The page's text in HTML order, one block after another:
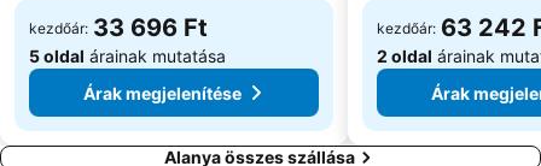
kezdőár: 33 696 Ft
5 oldal árainak mutatása
Árak megjelenítése
kezdőár: 63 242
2 oldal árainak
Árak
Alanya összes szállása